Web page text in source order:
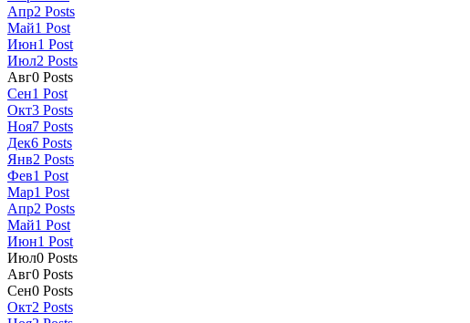
Апр2 Posts
Май1 Post
Июн1 Post
Июл2 Posts
Авг0 Posts
Сен1 Post
Окт3 Posts
Ноя7 Posts
Дек6 Posts
Янв2 Posts
Фев1 Post
Мар1 Post
Апр2 Posts
Май1 Post
Июн1 Post
Июл0 Posts
Авг0 Posts
Сен0 Posts
Окт2 Posts